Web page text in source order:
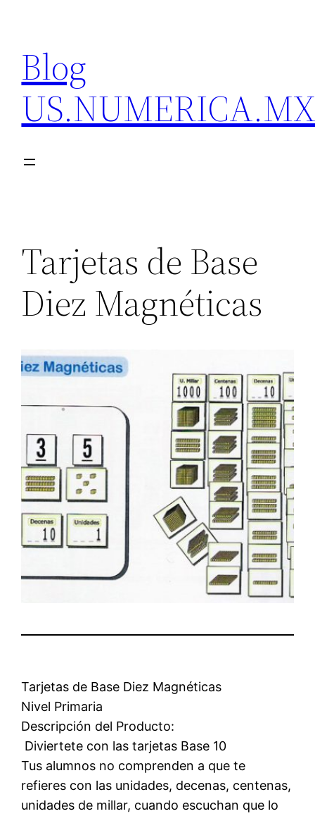
content
Blog
Tarjetas de Base
Diez Magnéticas
Tarjetas de Base Diez Magnéticas
Nivel Primaria
Descripción del Producto:
 Diviertete con las tarjetas Base 10
Tus alumnos no comprenden a que te
refieres con las unidades, decenas, centenas,
unidades de millar, cuando escuchan que lo